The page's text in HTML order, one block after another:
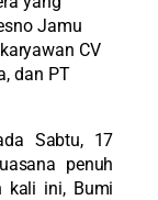
Jamu
CV
dan PT
Sabtu, 17
penuh
kali ini, Bumi